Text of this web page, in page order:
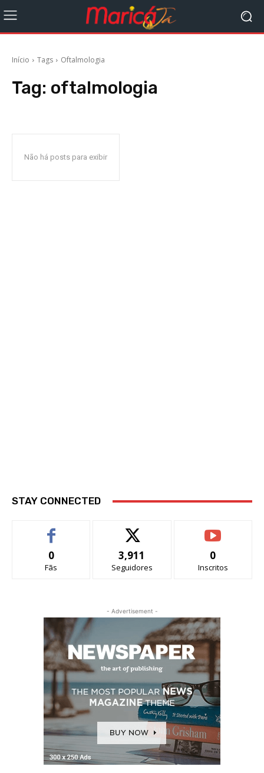
Início Tags Oftalmologia
Tag: oftalmologia
Não há posts para exibir
STAY CONNECTED
0
Fãs
3,911
Seguidores
0
Inscritos
- Advertisement -